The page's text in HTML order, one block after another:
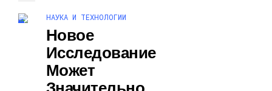
НАУКА И ТЕХНОЛОГИИ
Новое
Исследование
Может
Значительно